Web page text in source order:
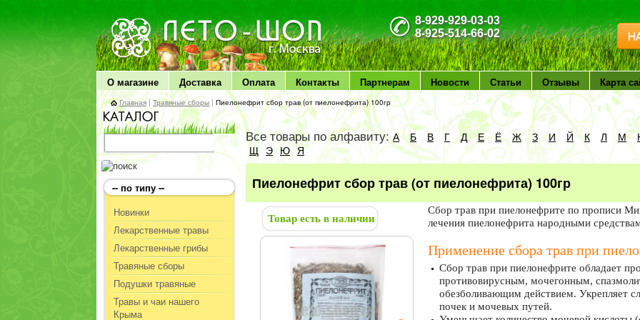
ЛЕТО чудо здоровья
8-929-929-03-03
8-925-514-66-02
О магазине Доставка Оплата Контакты Партнерам Новости Статьи Отзывы Карта
Главная |Травяные сборы | Пиелонефрит сбор трав (от пиелонефрита) 100гр
-- по типу --
Новинки
Лекарственные травы
Лекарственные грибы
Травяные сборы
Подушки травяные
Травы и чаи нашего
Крыма
Все товары по алфавиту:А Б В Г Д Е Ё Ж З И Й К Л М
Щ Э Ю Я
Пиелонефрит сбор трав (от пиелонефрита) 100гр
Товар есть в наличии
Сбор трав при пиелонефрите по прописи
лечения пиелонефрита народными
Применение сбора трав при
Сбор трав при пиелонефрите обладает
противовирусным, мочегонным,
обезболивающим действием. Укрепляет
почек и мочевых путей.